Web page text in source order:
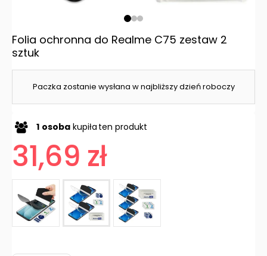
Paczka zostanie wysłana w najbliższy dzień roboczy
Folia ochronna do Realme C75 zestaw 2
sztuk
1 osoba kupiła ten produkt
31,69 zł